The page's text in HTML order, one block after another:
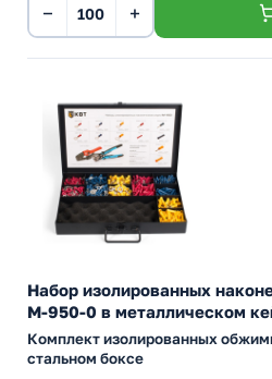
− +
Набор изолированных
М-950-0 в металлическом
Комплект изолированных
стальном боксе